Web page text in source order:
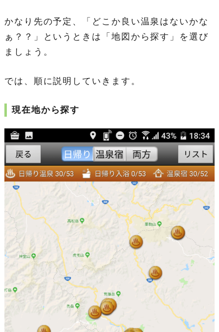
かなり先の予定、「どこか良い温泉はないかな
ぁ？？」というときは「地図から探す」を選び
ましょう。
では、順に説明していきます。
現在地から探す